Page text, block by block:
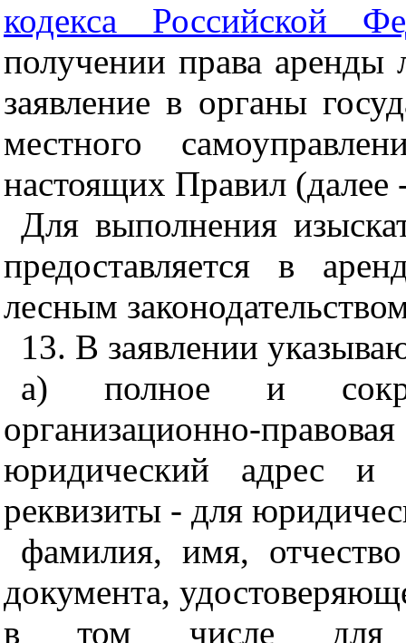
кодекса Российской
получении права аренды
заявление в органы
местного
настоящих Правил (далее
Для выполнения
предоставляется в
лесным
13. В заявлении
а) полное и
организационно-
юридический адрес и
реквизиты - для
фамилия, имя,
документа,
в том числе для